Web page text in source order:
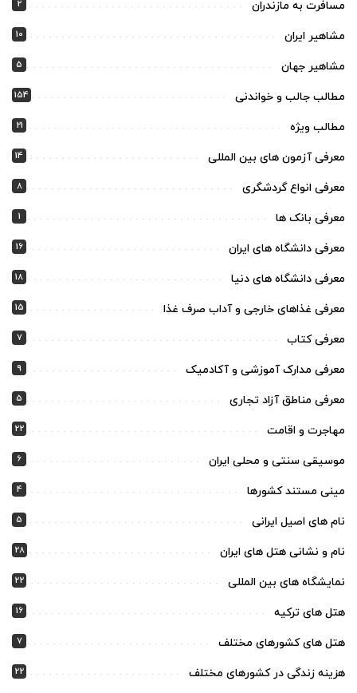
مسافرت به مازندران 2
مشاهیر ایران 10
مشاهیر جهان 5
مطالب جالب و خواندنی 154
مطالب ویژه 21
معرفی آزمون های بین المللی 14
معرفی انواع گردشگری 8
معرفی بانک ها 1
معرفی دانشگاه های ایران 16
معرفی دانشگاه های دنیا 18
معرفی غذاهای خارجی و آداب صرف غذا 15
معرفی کتاب 7
معرفی مدارک آموزشی و آکادمیک 9
معرفی مناطق آزاد تجاری 5
مهاجرت و اقامت 22
موسیقی سنتی و محلی ایران 6
مینی مستند کشورها 4
نام های اصیل ایرانی 5
نام و نشانی هتل های ایران 28
نمایشگاه های بین المللی 22
هتل های ترکیه 16
هتل های کشورهای مختلف 7
هزینه زندگی در کشورهای مختلف 22